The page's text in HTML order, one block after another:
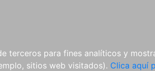
terceros para fines analíticos y
sitios web visitados). Clica aquí
PARTITURAS Y EDICIONES
CRÍTICAS